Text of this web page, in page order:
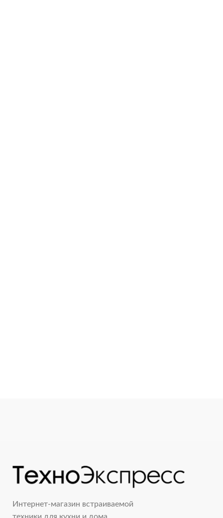
Интернет-магазин встраиваемой
техники для кухни и дома